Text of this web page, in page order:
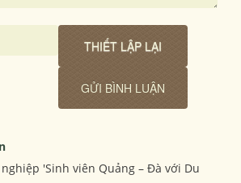
'Sinh viên Quảng – Đà với Du